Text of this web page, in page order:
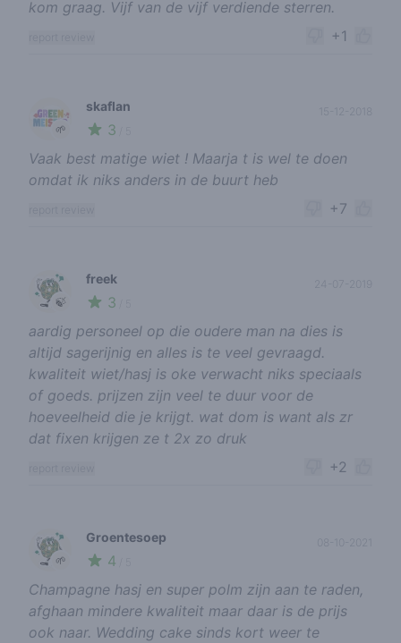
kom graag. Vijf van de vijf verdiende sterren.
+1
🌱
skaflan
3
Vaak best matige wiet ! Maarja t is wel te doen
omdat ik niks anders in de buurt heb
+7
🍃
freek
3
aardig personeel op die oudere man na dies is
altijd sagerijnig en alles is te veel gevraagd.
kwaliteit wiet/hasj is oke verwacht niks speciaals
of goeds. prijzen zijn veel te duur voor de
hoeveelheid die je krijgt. wat dom is want als zr
dat fixen krijgen ze t 2x zo druk
+2
🌱
Groentesoep
4
Champagne hasj en super polm zijn aan te raden,
afghaan mindere kwaliteit maar daar is de prijs
ook naar. Wedding cake sinds kort weer te